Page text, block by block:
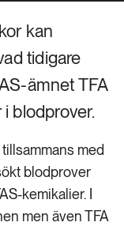
kan
tidigare
ämnet TFA
blodprover.
med
blodprover
kemikalier. I
men även TFA